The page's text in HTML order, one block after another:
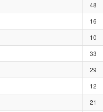
48
16
10
33
29
12
21